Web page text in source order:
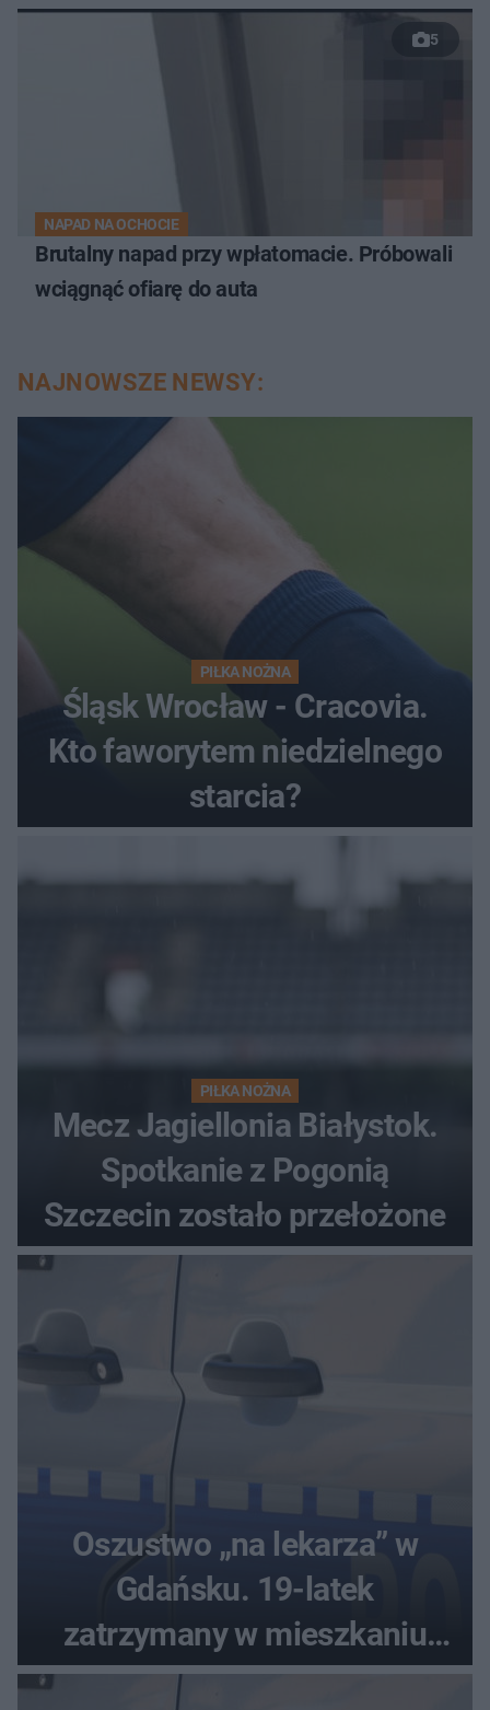
5
NAPAD NA OCHOCIE
Brutalny napad przy wpłatomacie. Próbowali
wciągnąć ofiarę do auta
NAJNOWSZE NEWSY:
PIŁKA NOŻNA
Śląsk Wrocław - Cracovia.
Kto faworytem niedzielnego
starcia?
PIŁKA NOŻNA
Mecz Jagiellonia Białystok.
Spotkanie z Pogonią
Szczecin zostało przełożone
Oszustwo „na lekarza” w
Gdańsku. 19-latek
zatrzymany w mieszkaniu
seniora